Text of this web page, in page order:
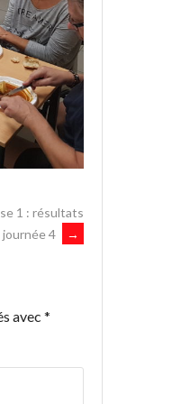
1 : résultats
journée 4
→
avec *